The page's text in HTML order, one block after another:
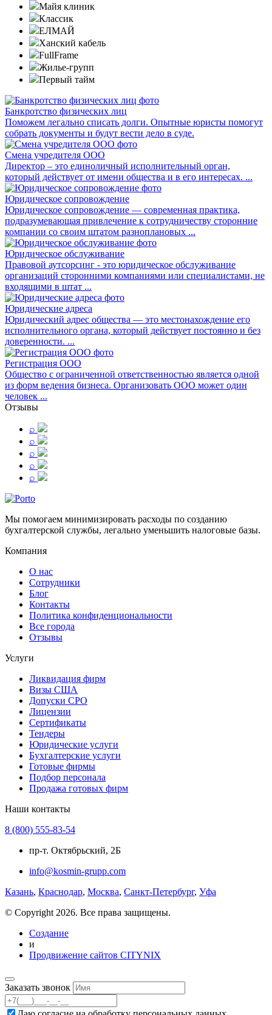
Майя клиник
Классик
ЕЛМАЙ
Ханский кабель
FullFrame
Жилье-групп
Первый тайм
Банкротство физических лиц
Поможем легально списать долги. Опытные юристы помогут
собрать документы и будут вести дело в суде.
Смена учредителя ООО
Директор – это единоличный исполнительный орган,
который действует от имени общества и в его интересах. ...
Юридическое сопровождение
Юридическое сопровождение — современная практика,
подразумевающая привлечение к сотрудничеству сторонние
компании со своим штатом разноплановых ...
Юридическое обслуживание
Правовой аутсорсинг - это юридическое обслуживание
организаций сторонними компаниями или специалистами, не
входящими в штат ...
Юридические адреса
Юридический адрес общества — это местонахождение его
исполнительного органа, который действует постоянно и без
доверенности. ...
Регистрация ООО
Общество с ограниченной ответственностью является одной
из форм ведения бизнеса. Организовать ООО может один
человек ...
Отзывы
⌕
⌕
⌕
⌕
⌕
Мы помогаем минимизировать расходы по созданию
бухгалтерской службы, легально уменьшить налоговые базы.
Компания
О нас
Сотрудники
Блог
Контакты
Политика конфиденциональности
Все города
Отзывы
Услуги
Ликвидация фирм
Визы США
Допуски СРО
Лицензии
Сертификаты
Тендеры
Юридические услуги
Бухгалтерские услуги
Готовые фирмы
Подбор персонала
Продажа готовых фирм
Наши контакты
8 (800) 555-83-54
пр-т. Октябрьский, 2Б
info@kosmin-grupp.com
Казань, Краснодар, Москва, Санкт-Петербург, Уфа
© Copyright 2026. Все права защищены.
Создание
и
Продвижение сайтов CITYNIX
Заказать звонок